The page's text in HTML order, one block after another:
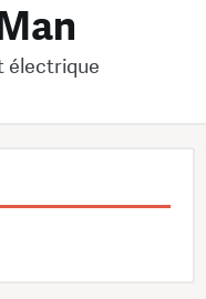
électrique